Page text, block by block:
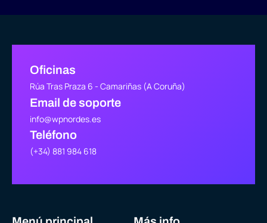
Oficinas
Rúa Tras Praza 6 - Camariñas (A Coruña)
Email de soporte
info@wpnordes.es
Teléfono
(+34) 881 984 618